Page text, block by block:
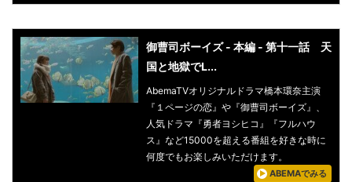
御曹司ボーイズ - 本編 - 第十一話 天
国と地獄でL...
AbemaTVオリジナルドラマ橋本環奈主演
『１ページの恋』や『御曹司ボーイズ』、
人気ドラマ『勇者ヨシヒコ』『フルハウ
ス』など15000を超える番組を好きな時に
何度でもお楽しみいただけます。
ABEMAでみる